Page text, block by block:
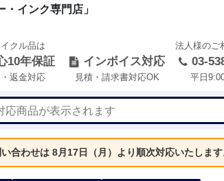
・インク専門店」
イクル品は
10年保証
返金対応
インボイス対応
見積・請求書対応OK
法人様のご
03-
平日
合わせは 8月17日（月）より順次対応いたします